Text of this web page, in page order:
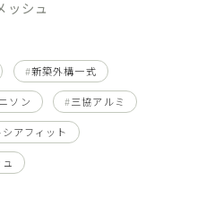
シュ
新築外構一式
ソン 三協アルミ
アフィット